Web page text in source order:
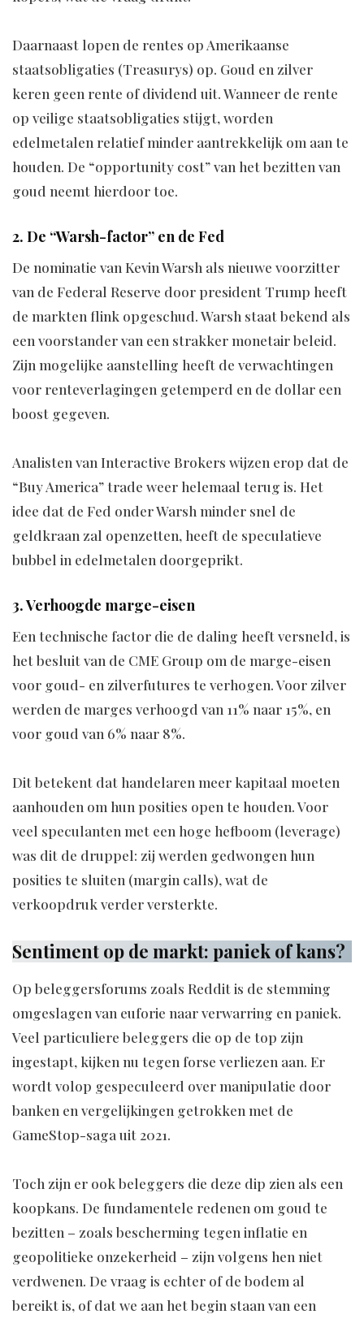
Daarnaast lopen de rentes op Amerikaanse
staatsobligaties (Treasurys) op. Goud en zilver
keren geen rente of dividend uit. Wanneer de rente
op veilige staatsobligaties stijgt, worden
edelmetalen relatief minder aantrekkelijk om aan te
houden. De “opportunity cost” van het bezitten van
goud neemt hierdoor toe.
2. De “Warsh-factor” en de Fed
De nominatie van Kevin Warsh als nieuwe voorzitter
van de Federal Reserve door president Trump heeft
de markten flink opgeschud. Warsh staat bekend als
een voorstander van een strakker monetair beleid.
Zijn mogelijke aanstelling heeft de verwachtingen
voor renteverlagingen getemperd en de dollar een
boost gegeven.
Analisten van Interactive Brokers wijzen erop dat de
“Buy America” trade weer helemaal terug is. Het
idee dat de Fed onder Warsh minder snel de
geldkraan zal openzetten, heeft de speculatieve
bubbel in edelmetalen doorgeprikt.
3. Verhoogde marge-eisen
Een technische factor die de daling heeft versneld, is
het besluit van de CME Group om de marge-eisen
voor goud- en zilverfutures te verhogen. Voor zilver
werden de marges verhoogd van 11% naar 15%, en
voor goud van 6% naar 8%.
Dit betekent dat handelaren meer kapitaal moeten
aanhouden om hun posities open te houden. Voor
veel speculanten met een hoge hefboom (leverage)
was dit de druppel: zij werden gedwongen hun
posities te sluiten (margin calls), wat de
verkoopdruk verder versterkte.
Sentiment op de markt: paniek of kans?
Op beleggersforums zoals Reddit is de stemming
omgeslagen van euforie naar verwarring en paniek.
Veel particuliere beleggers die op de top zijn
ingestapt, kijken nu tegen forse verliezen aan. Er
wordt volop gespeculeerd over manipulatie door
banken en vergelijkingen getrokken met de
GameStop-saga uit 2021.
Toch zijn er ook beleggers die deze dip zien als een
koopkans. De fundamentele redenen om goud te
bezitten – zoals bescherming tegen inflatie en
geopolitieke onzekerheid – zijn volgens hen niet
verdwenen. De vraag is echter of de bodem al
bereikt is, of dat we aan het begin staan van een